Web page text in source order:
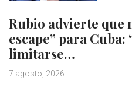
Rubio advierte que
escape” para Cuba:
limitarse…
7 agosto, 2026